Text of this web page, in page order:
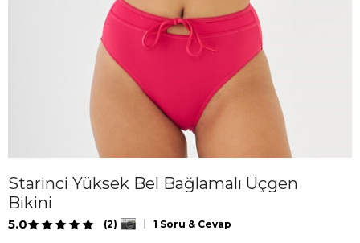
Starinci Yüksek Bel Bağlamalı Üçgen
Bikini
5.0 (2) 1 Soru & Cevap